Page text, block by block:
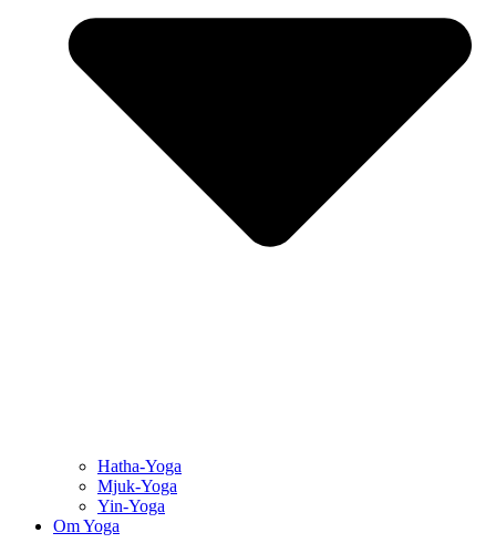
Hatha-Yoga
Mjuk-Yoga
Yin-Yoga
Om Yoga